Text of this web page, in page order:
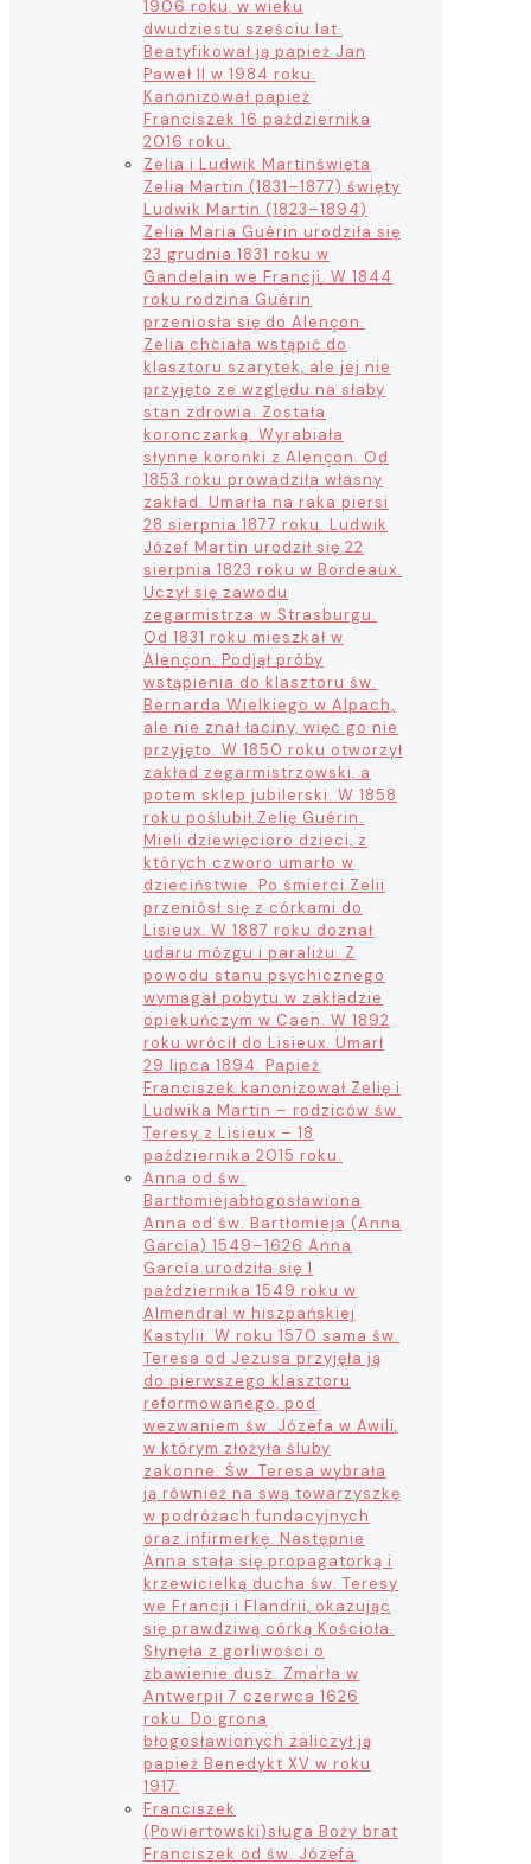
1906 roku, w wieku
dwudziestu sześciu lat.
Beatyfikował ją papież Jan
Paweł II w 1984 roku.
Kanonizował papież
Franciszek 16 października
2016 roku.
Zelia i Ludwik Martinświęta
Zelia Martin (1831–1877) święty
Ludwik Martin (1823–1894)
Zelia Maria Guérin urodziła się
23 grudnia 1831 roku w
Gandelain we Francji. W 1844
roku rodzina Guérin
przeniosła się do Alençon.
Zelia chciała wstąpić do
klasztoru szarytek, ale jej nie
przyjęto ze względu na słaby
stan zdrowia. Została
koronczarką. Wyrabiała
słynne koronki z Alençon. Od
1853 roku prowadziła własny
zakład. Umarła na raka piersi
28 sierpnia 1877 roku. Ludwik
Józef Martin urodził się 22
sierpnia 1823 roku w Bordeaux.
Uczył się zawodu
zegarmistrza w Strasburgu.
Od 1831 roku mieszkał w
Alençon. Podjął próby
wstąpienia do klasztoru św.
Bernarda Wielkiego w Alpach,
ale nie znał łaciny, więc go nie
przyjęto. W 1850 roku otworzył
zakład zegarmistrzowski, a
potem sklep jubilerski. W 1858
roku poślubił Zelię Guérin.
Mieli dziewięcioro dzieci, z
których czworo umarło w
dzieciństwie. Po śmierci Zelii
przeniósł się z córkami do
Lisieux. W 1887 roku doznał
udaru mózgu i paraliżu. Z
powodu stanu psychicznego
wymagał pobytu w zakładzie
opiekuńczym w Caen. W 1892
roku wrócił do Lisieux. Umarł
29 lipca 1894. Papież
Franciszek kanonizował Zelię i
Ludwika Martin – rodziców św.
Teresy z Lisieux – 18
października 2015 roku.
Anna od św.
Bartłomiejabłogosławiona
Anna od św. Bartłomieja (Anna
García) 1549–1626 Anna
García urodziła się 1
października 1549 roku w
Almendral w hiszpańskiej
Kastylii. W roku 1570 sama św.
Teresa od Jezusa przyjęła ją
do pierwszego klasztoru
reformowanego, pod
wezwaniem św. Józefa w Awili,
w którym złożyła śluby
zakonne. Św. Teresa wybrała
ją również na swą towarzyszkę
w podróżach fundacyjnych
oraz infirmerkę. Następnie
Anna stała się propagatorką i
krzewicielką ducha św. Teresy
we Francji i Flandrii, okazując
się prawdziwą córką Kościoła.
Słynęła z gorliwości o
zbawienie dusz. Zmarła w
Antwerpii 7 czerwca 1626
roku. Do grona
błogosławionych zaliczył ją
papież Benedykt XV w roku
1917.
Franciszek
(Powiertowski)sługa Boży brat
Franciszek od św. Józefa